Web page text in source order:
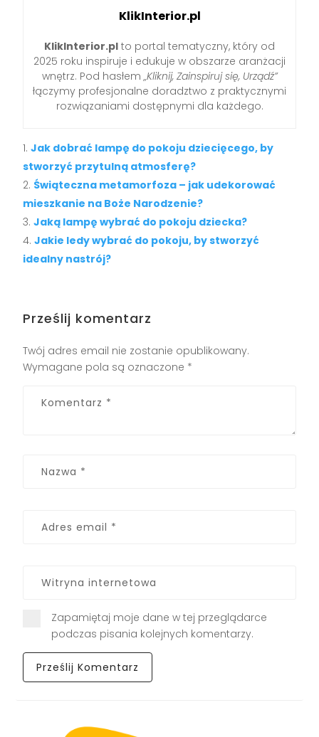
KlikInterior.pl
KlikInterior.pl to portal tematyczny, który od
2025 roku inspiruje i edukuje w obszarze aranżacji
wnętrz. Pod hasłem „Kliknij, Zainspiruj się, Urządź”
łączymy profesjonalne doradztwo z praktycznymi
rozwiązaniami dostępnymi dla każdego.
Jak dobrać lampę do pokoju dziecięcego, by
stworzyć przytulną atmosferę?
Świąteczna metamorfoza – jak udekorować
mieszkanie na Boże Narodzenie?
Jaką lampę wybrać do pokoju dziecka?
Jakie ledy wybrać do pokoju, by stworzyć
idealny nastrój?
Prześlij komentarz
Twój adres email nie zostanie opublikowany.
Wymagane pola są oznaczone *
Zapamiętaj moje dane w tej przeglądarce
podczas pisania kolejnych komentarzy.